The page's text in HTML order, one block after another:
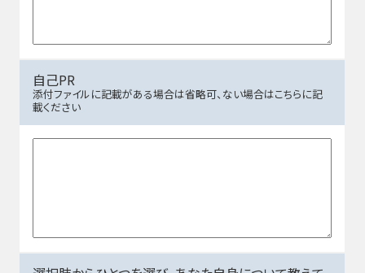
自己PR
添付ファイルに記載がある場合は省略可、ない場合はこちらに記
載ください